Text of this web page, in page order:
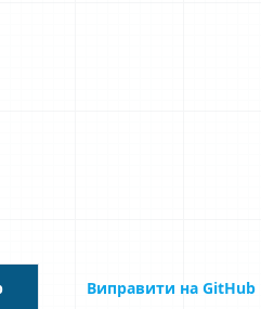
Виправити на GitHub